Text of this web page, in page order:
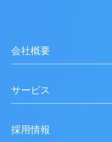
会社概要
サービス
採用情報